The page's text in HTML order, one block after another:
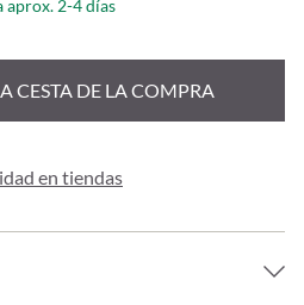
aprox. 2-4 días
CESTA DE LA COMPRA
en tiendas